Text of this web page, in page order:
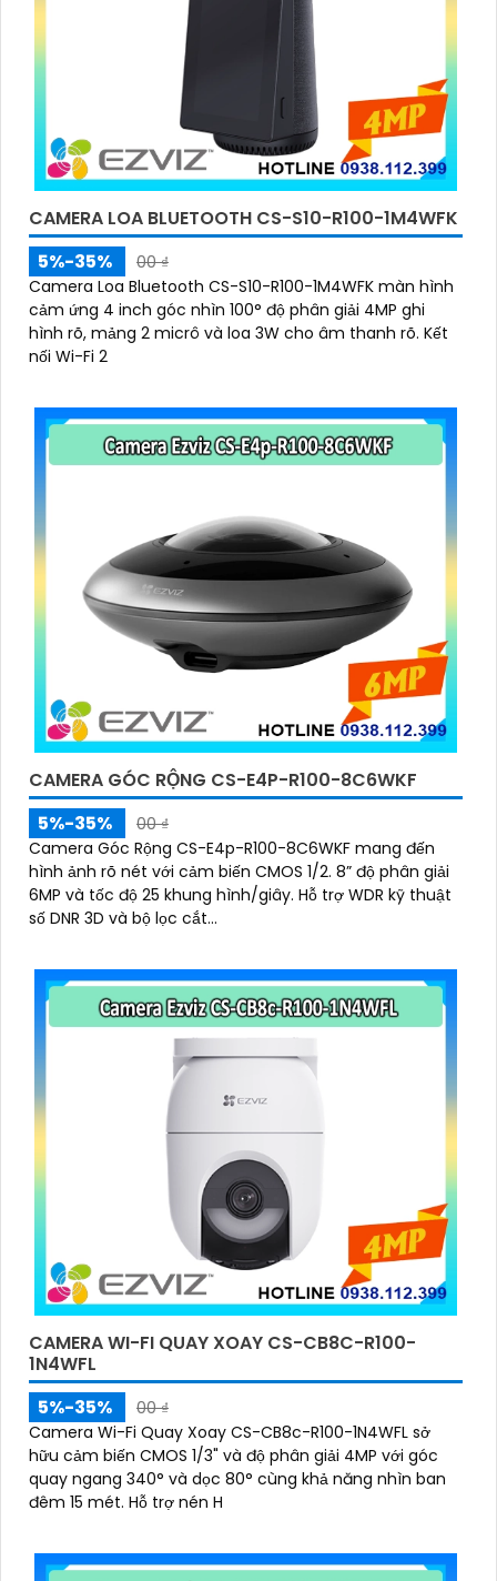
CAMERA LOA BLUETOOTH CS-S10-R100-1M4WFK
5%-35%
00 ₫
Camera Loa Bluetooth CS-S10-R100-1M4WFK màn hình
cảm ứng 4 inch góc nhìn 100° độ phân giải 4MP ghi
hình rõ, mảng 2 micrô và loa 3W cho âm thanh rõ. Kết
nối Wi-Fi 2
CAMERA GÓC RỘNG CS-E4P-R100-8C6WKF
5%-35%
00 ₫
Camera Góc Rộng CS-E4p-R100-8C6WKF mang đến
hình ảnh rõ nét với cảm biến CMOS 1/2. 8” độ phân giải
6MP và tốc độ 25 khung hình/giây. Hỗ trợ WDR kỹ thuật
số DNR 3D và bộ lọc cắt...
CAMERA WI-FI QUAY XOAY CS-CB8C-R100-
1N4WFL
5%-35%
00 ₫
Camera Wi-Fi Quay Xoay CS-CB8c-R100-1N4WFL sở
hữu cảm biến CMOS 1/3" và độ phân giải 4MP với góc
quay ngang 340° và dọc 80° cùng khả năng nhìn ban
đêm 15 mét. Hỗ trợ nén H